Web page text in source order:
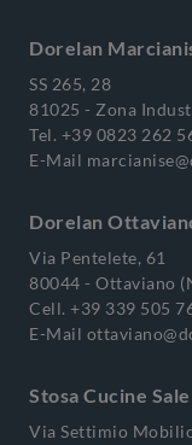
Dorelan
SS 265, 28
81025 - Zona
Tel. +39 0823 262
E-Mail
Dorelan
Via Pentelete, 61
80044 - Ottaviano
Cell. +39 339 505
E-Mail
Stosa Cucine
Via Settimio